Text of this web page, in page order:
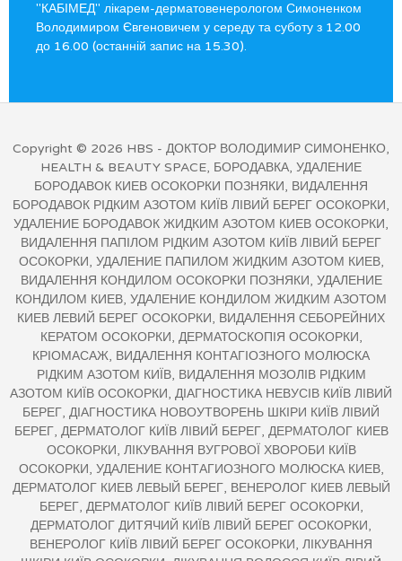
"КАБІМЕД" лікарем-дерматовенерологом Симоненком
Володимиром Євгеновичем у середу та суботу з 12.00
до 16.00 (останній запис на 15.30).
Copyright © 2026 HBS - ДОКТОР ВОЛОДИМИР СИМОНЕНКО,
HEALTH & BEAUTY SPACE, БОРОДАВКА, УДАЛЕНИЕ
БОРОДАВОК КИЕВ ОСОКОРКИ ПОЗНЯКИ, ВИДАЛЕННЯ
БОРОДАВОК РІДКИМ АЗОТОМ КИЇВ ЛІВИЙ БЕРЕГ ОСОКОРКИ,
УДАЛЕНИЕ БОРОДАВОК ЖИДКИМ АЗОТОМ КИЕВ ОСОКОРКИ,
ВИДАЛЕННЯ ПАПІЛОМ РІДКИМ АЗОТОМ КИЇВ ЛІВИЙ БЕРЕГ
ОСОКОРКИ, УДАЛЕНИЕ ПАПИЛОМ ЖИДКИМ АЗОТОМ КИЕВ,
ВИДАЛЕННЯ КОНДИЛОМ ОСОКОРКИ ПОЗНЯКИ, УДАЛЕНИЕ
КОНДИЛОМ КИЕВ, УДАЛЕНИЕ КОНДИЛОМ ЖИДКИМ АЗОТОМ
КИЕВ ЛЕВИЙ БЕРЕГ ОСОКОРКИ, ВИДАЛЕННЯ СЕБОРЕЙНИХ
КЕРАТОМ ОСОКОРКИ, ДЕРМАТОСКОПІЯ ОСОКОРКИ,
КРІОМАСАЖ, ВИДАЛЕННЯ КОНТАГІОЗНОГО МОЛЮСКА
РІДКИМ АЗОТОМ КИЇВ, ВИДАЛЕННЯ МОЗОЛІВ РІДКИМ
АЗОТОМ КИЇВ ОСОКОРКИ, ДІАГНОСТИКА НЕВУСІВ КИЇВ ЛІВИЙ
БЕРЕГ, ДІАГНОСТИКА НОВОУТВОРЕНЬ ШКІРИ КИЇВ ЛІВИЙ
БЕРЕГ, ДЕРМАТОЛОГ КИЇВ ЛІВИЙ БЕРЕГ, ДЕРМАТОЛОГ КИЕВ
ОСОКОРКИ, ЛІКУВАННЯ ВУГРОВОЇ ХВОРОБИ КИЇВ
ОСОКОРКИ, УДАЛЕНИЕ КОНТАГИОЗНОГО МОЛЮСКА КИЕВ,
ДЕРМАТОЛОГ КИЕВ ЛЕВЫЙ БЕРЕГ, ВЕНЕРОЛОГ КИЕВ ЛЕВЫЙ
БЕРЕГ, ДЕРМАТОЛОГ КИЇВ ЛІВИЙ БЕРЕГ ОСОКОРКИ,
ДЕРМАТОЛОГ ДИТЯЧИЙ КИЇВ ЛІВИЙ БЕРЕГ ОСОКОРКИ,
ВЕНЕРОЛОГ КИЇВ ЛІВИЙ БЕРЕГ ОСОКОРКИ, ЛІКУВАННЯ